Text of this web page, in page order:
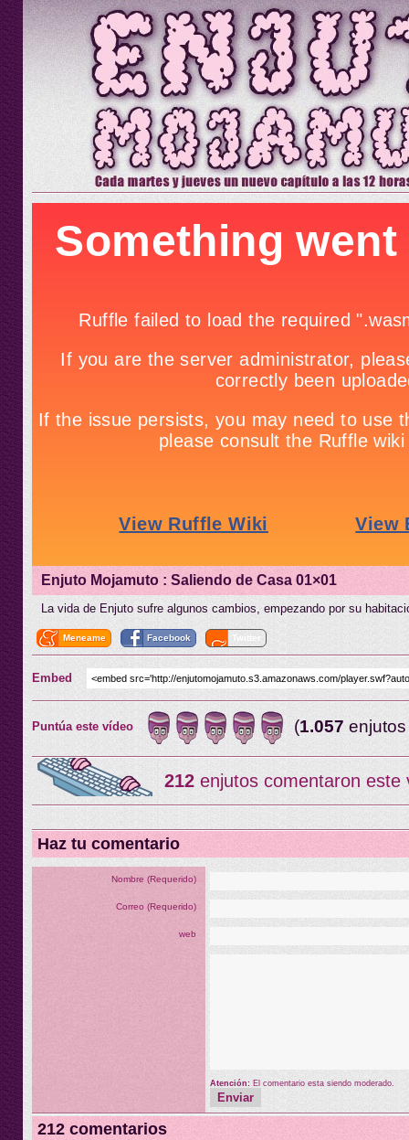
Enjuto Mojamuto : Saliendo de Casa 01×01
La vida de Enjuto sufre algunos cambios, empezando por su
Meneame Facebook Twitter
Embed
Puntúa este vídeo (1.057
212 enjutos comentaron este
Haz tu comentario
Nombre (Requerido)
Correo (Requerido)
web
Atención: El comentario esta siendo moderado.
212 comentarios